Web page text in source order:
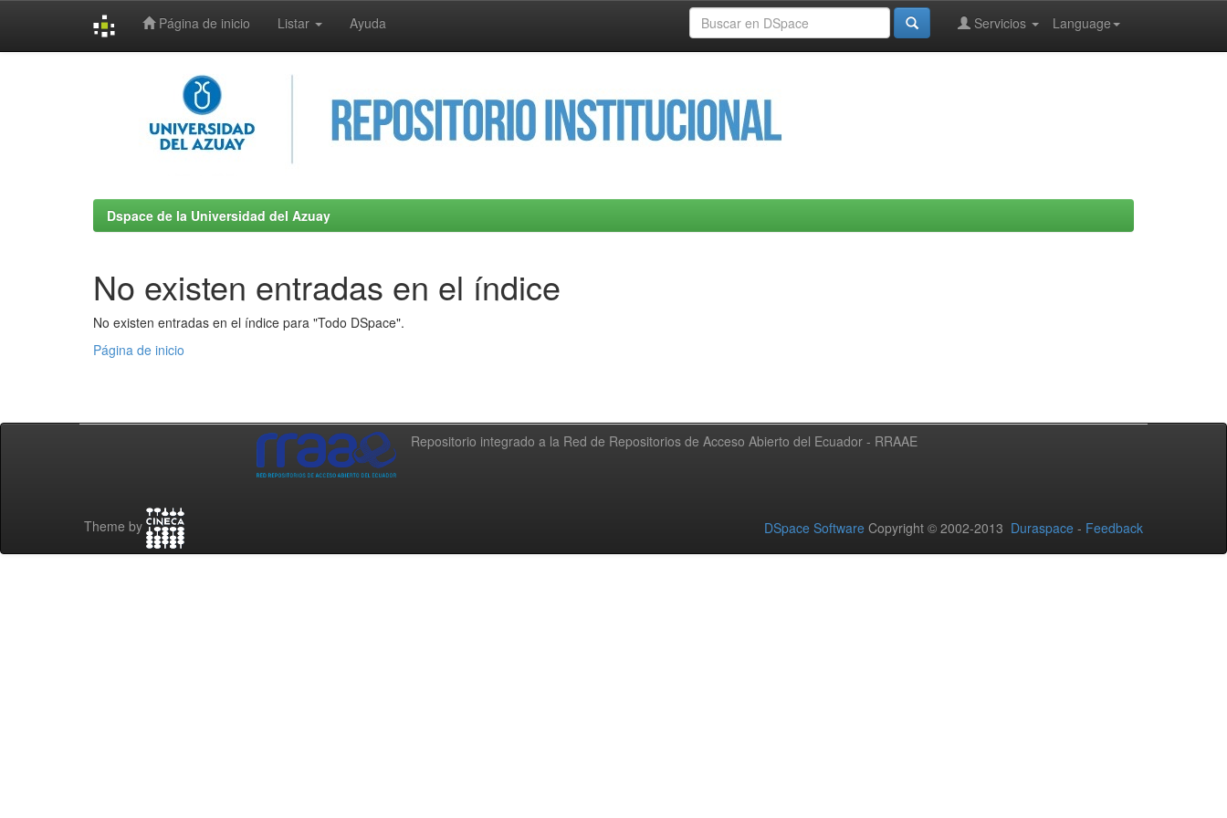
Página de inicio Listar Ayuda Language
Servicios
Dspace de la Universidad del Azuay
No existen entradas en el índice
No existen entradas en el índice para "Todo DSpace".
Página de inicio
Repositorio integrado a la Red de Repositorios de Acceso Abierto del Ecuador - RRAAE
Theme by DSpace Software Copyright © 2002-2013 Duraspace - Feedback